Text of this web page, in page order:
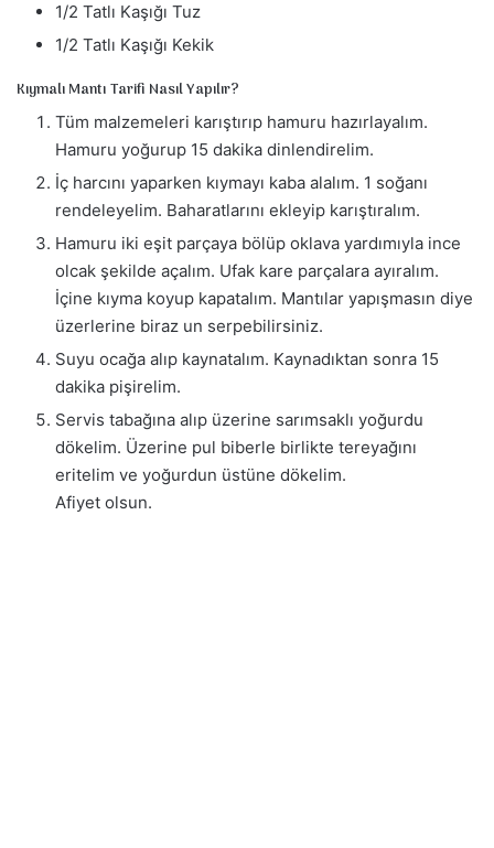
1/2 Tatlı Kaşığı Tuz
1/2 Tatlı Kaşığı Kekik
Kıymalı Mantı Tarifi Nasıl Yapılır?
Tüm malzemeleri karıştırıp hamuru hazırlayalım.
Hamuru yoğurup 15 dakika dinlendirelim.
İç harcını yaparken kıymayı kaba alalım. 1 soğanı
rendeleyelim. Baharatlarını ekleyip karıştıralım.
Hamuru iki eşit parçaya bölüp oklava yardımıyla ince
olcak şekilde açalım. Ufak kare parçalara ayıralım.
İçine kıyma koyup kapatalım. Mantılar yapışmasın diye
üzerlerine biraz un serpebilirsiniz.
Suyu ocağa alıp kaynatalım. Kaynadıktan sonra 15
dakika pişirelim.
Servis tabağına alıp üzerine sarımsaklı yoğurdu
dökelim. Üzerine pul biberle birlikte tereyağını
eritelim ve yoğurdun üstüne dökelim.
Afiyet olsun.